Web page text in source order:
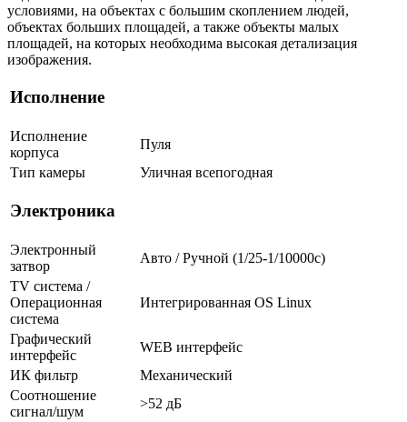
условиями, на объектах с большим скоплением людей,
объектах больших площадей, а также объекты малых
площадей, на которых необходима высокая детализация
изображения.
Исполнение
Исполнение
корпуса
Пуля
Тип камеры
Уличная всепогодная
Электроника
Электронный
затвор
Авто / Ручной (1/25-1/10000c)
TV система /
Операционная
система
Интегрированная OS Linux
Графический
интерфейс
WEB интерфейс
ИК фильтр
Механический
Соотношение
сигнал/шум
>52 дБ